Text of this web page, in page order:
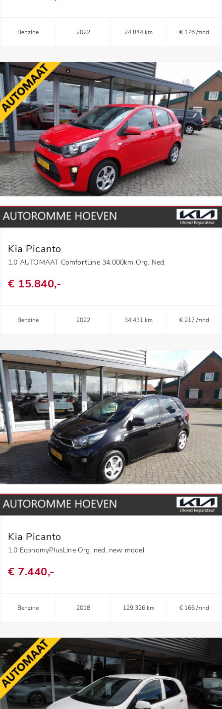
Benzine 2022 24.844 km € 176 /mnd
Kia Picanto
1.0 AUTOMAAT ComfortLine 34.000km Org. Ned.
€ 15.840,-
Benzine 2022 34.431 km € 217 /mnd
Kia Picanto
1.0 EconomyPlusLine Org. ned. new model
€ 7.440,-
Benzine 2018 129.326 km € 166 /mnd